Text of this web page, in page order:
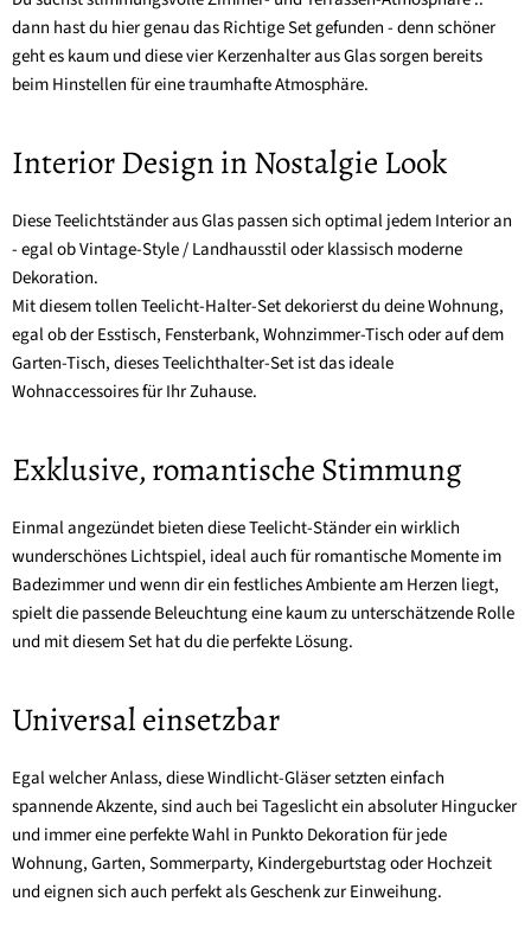
dann hast du hier genau das Richtige Set gefunden - denn schöner
geht es kaum und diese vier Kerzenhalter aus Glas sorgen bereits
beim Hinstellen für eine traumhafte Atmosphäre.
Interior Design in Nostalgie Look
Diese Teelichtständer aus Glas passen sich optimal jedem Interior an
- egal ob Vintage-Style / Landhausstil oder klassisch moderne
Dekoration.
Mit diesem tollen Teelicht-Halter-Set dekorierst du deine Wohnung,
egal ob der Esstisch, Fensterbank, Wohnzimmer-Tisch oder auf dem
Garten-Tisch, dieses Teelichthalter-Set ist das ideale
Wohnaccessoires für Ihr Zuhause.
Exklusive, romantische Stimmung
Einmal angezündet bieten diese Teelicht-Ständer ein wirklich
wunderschönes Lichtspiel, ideal auch für romantische Momente im
Badezimmer und wenn dir ein festliches Ambiente am Herzen liegt,
spielt die passende Beleuchtung eine kaum zu unterschätzende Rolle
und mit diesem Set hat du die perfekte Lösung.
Universal einsetzbar
Egal welcher Anlass, diese Windlicht-Gläser setzten einfach
spannende Akzente, sind auch bei Tageslicht ein absoluter Hingucker
und immer eine perfekte Wahl in Punkto Dekoration für jede
Wohnung, Garten, Sommerparty, Kindergeburtstag oder Hochzeit
und eignen sich auch perfekt als Geschenk zur Einweihung.